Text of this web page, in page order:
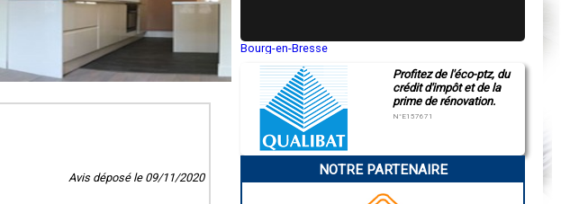
Avis déposé le 09/11/2020
Bourg-en-Bresse
Montluçon
Manosque
Gap
Charleville-Mézières
Pamiers
Narbonne
Profitez de l'éco-ptz, du
crédit d'impôt et de la
prime de rénovation.
N°E157671
NOTRE PARTENAIRE